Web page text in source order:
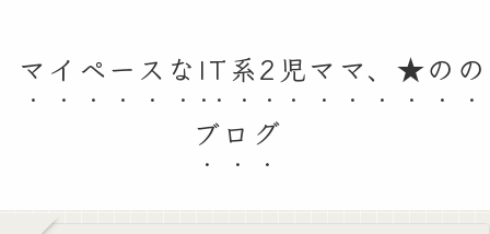
マイペースなIT系2児ママ、★のの
ブログ